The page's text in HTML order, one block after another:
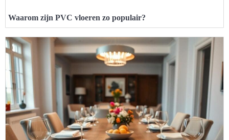
Waarom zijn PVC vloeren zo populair?